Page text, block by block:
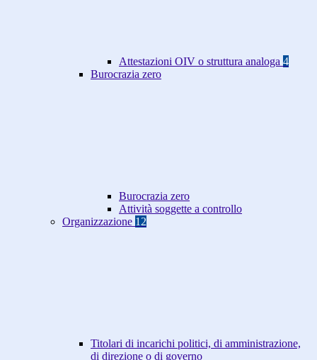
Attestazioni OIV o struttura analoga 4
Burocrazia zero
Burocrazia zero
Attività soggette a controllo
Organizzazione 12
Titolari di incarichi politici, di amministrazione,
di direzione o di governo